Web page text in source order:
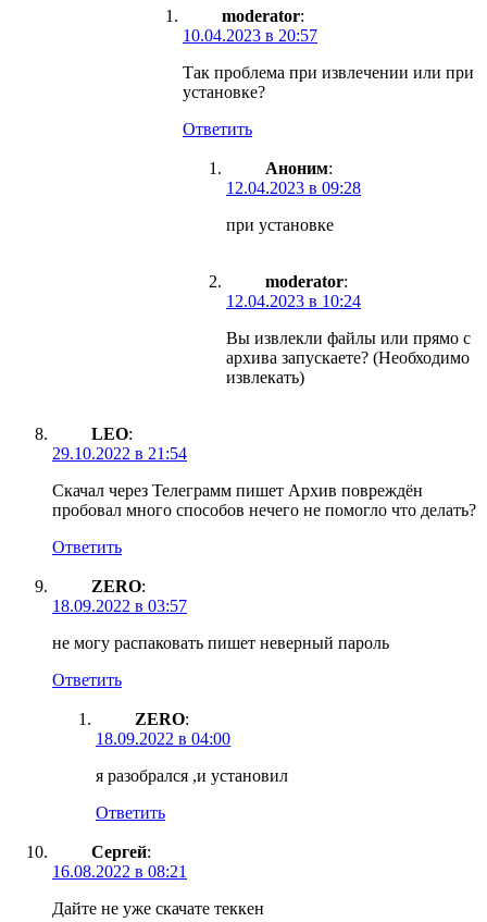
moderator:
10.04.2023 в 20:57
Так проблема при извлечении или при
установке?
Ответить
Аноним:
12.04.2023 в 09:28
при установке
moderator:
12.04.2023 в 10:24
Вы извлекли файлы или прямо с
архива запускаете? (Необходимо
извлекать)
LEO:
29.10.2022 в 21:54
Скачал через Телеграмм пишет Архив повреждён
пробовал много способов нечего не помогло что делать?
Ответить
ZERO:
18.09.2022 в 03:57
не могу распаковать пишет неверный пароль
Ответить
ZERO:
18.09.2022 в 04:00
я разобрался ,и установил
Ответить
Сергей:
16.08.2022 в 08:21
Дайте не уже скачате теккен